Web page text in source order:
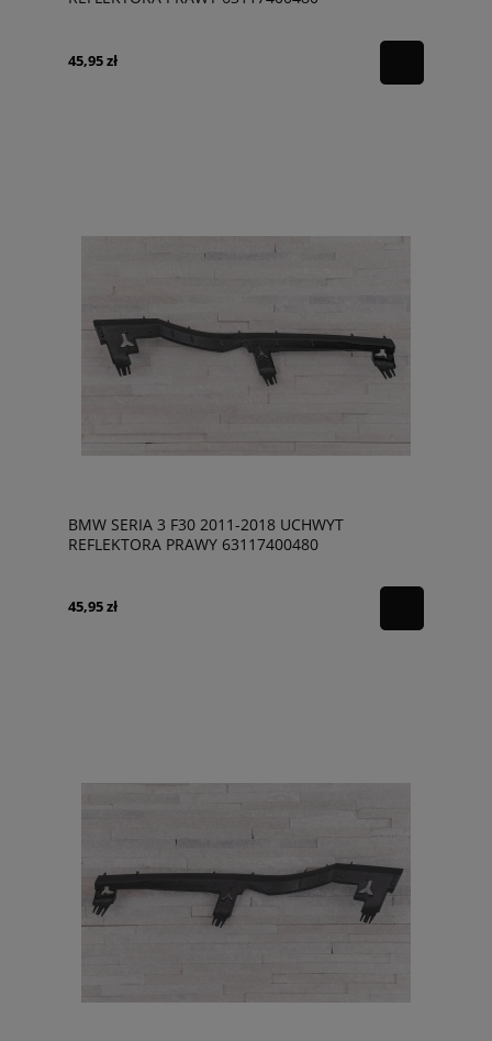
45,95 zł
BMW SERIA 3 F30 2011-2018 UCHWYT
REFLEKTORA PRAWY 63117400480
45,95 zł